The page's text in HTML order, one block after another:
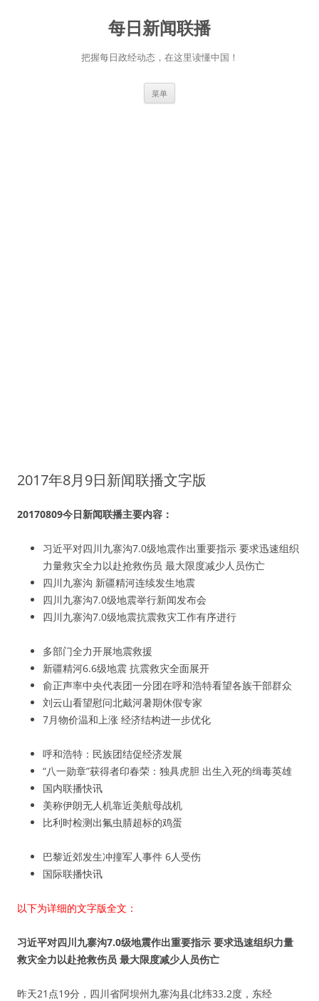
每日新闻联播
把握每日政经动态，在这里读懂中国！
菜单
2017年8月9日新闻联播文字版
20170809今日新闻联播主要内容：
习近平对四川九寨沟7.0级地震作出重要指示 要求迅速组织
力量救灾全力以赴抢救伤员 最大限度减少人员伤亡
四川九寨沟 新疆精河连续发生地震
四川九寨沟7.0级地震举行新闻发布会
四川九寨沟7.0级地震抗震救灾工作有序进行
多部门全力开展地震救援
新疆精河6.6级地震 抗震救灾全面展开
俞正声率中央代表团一分团在呼和浩特看望各族干部群众
刘云山看望慰问北戴河暑期休假专家
7月物价温和上涨 经济结构进一步优化
呼和浩特：民族团结促经济发展
“八一勋章”获得者印春荣：独具虎胆 出生入死的缉毒英雄
国内联播快讯
美称伊朗无人机靠近美航母战机
比利时检测出氟虫腈超标的鸡蛋
巴黎近郊发生冲撞军人事件 6人受伤
国际联播快讯
以下为详细的文字版全文：
习近平对四川九寨沟7.0级地震作出重要指示 要求迅速组织力量
救灾全力以赴抢救伤员 最大限度减少人员伤亡
昨天21点19分，四川省阿坝州九寨沟县(北纬33.2度，东经